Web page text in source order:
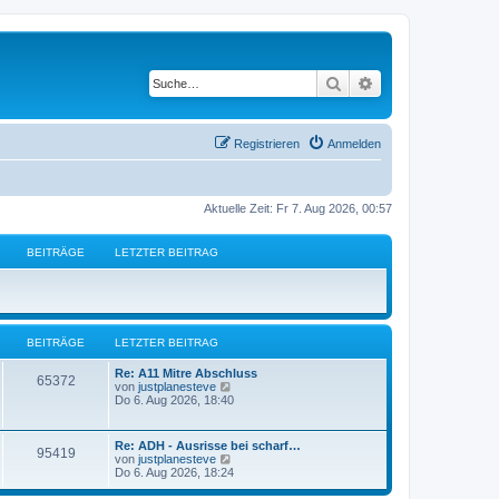
Suche
Anmelden
Registrieren
Aktuelle Zeit: Fr 7. Aug 2026, 00:57
BEITRÄGE LETZTER BEITRAG
BEITRÄGE LETZTER BEITRAG
65372B
r
L
e
t
e
r
B
e
i
Re: A11 Mitre Abschluss
von justplanesteve
e
s
t
e
r
B
Do 6. Aug 2026, 18:40
95419B
L
e
t
Re: ADH - Ausrisse bei scharf…
von justplanesteve
e
Do 6. Aug 2026, 18:24